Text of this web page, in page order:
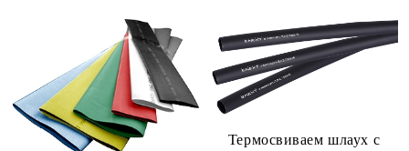
Термосвиваем шлаух с